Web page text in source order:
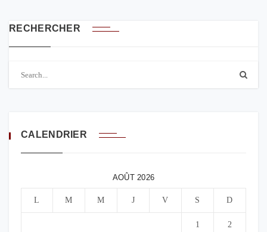
RECHERCHER
CALENDRIER
AOÛT 2026
L M M J V S D
1 2